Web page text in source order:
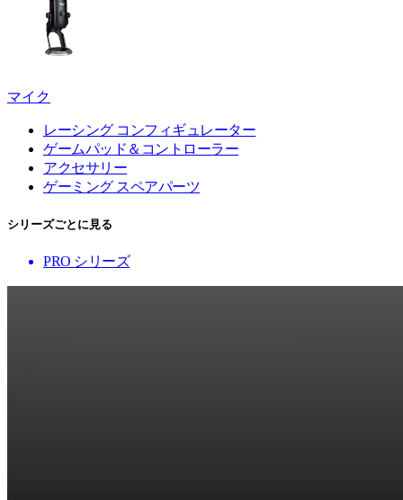
マイク
レーシング コンフィギュレーター
ゲームパッド＆コントローラー
アクセサリー
ゲーミング スペアパーツ
シリーズごとに見る
PRO シリーズ